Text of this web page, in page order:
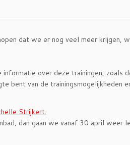
dat we er nog veel meer krijgen,
informatie over deze trainingen, zoals
bent van de trainingsmogelijkheden
Strijkert.
dan gaan we vanaf 30 april weer